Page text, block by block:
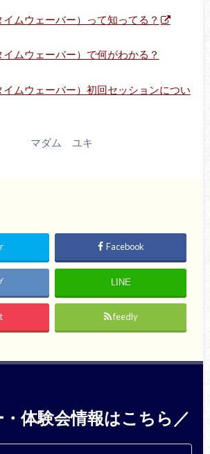
ムウェーバー）って知ってる？
ムウェーバー）で何がわかる？
イムウェーバー）初回セッションについ
ユキ
Facebook
LINE
feedly
体験会情報はこちら／